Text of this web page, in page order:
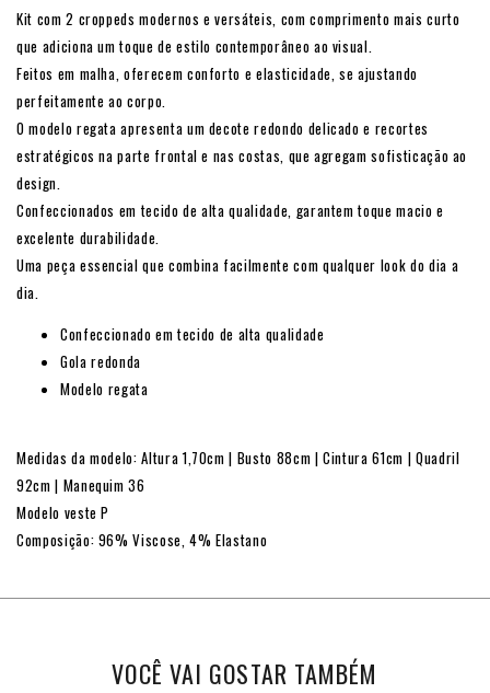
Kit com 2 croppeds modernos e versáteis, com comprimento mais curto
que adiciona um toque de estilo contemporâneo ao visual.
Feitos em malha, oferecem conforto e elasticidade, se ajustando
perfeitamente ao corpo.
O modelo regata apresenta um decote redondo delicado e recortes
estratégicos na parte frontal e nas costas, que agregam sofisticação ao
design.
Confeccionados em tecido de alta qualidade, garantem toque macio e
excelente durabilidade.
Uma peça essencial que combina facilmente com qualquer look do dia a
dia.
Confeccionado em tecido de alta qualidade
Gola redonda
Modelo regata
Medidas da modelo: Altura 1,70cm | Busto 88cm | Cintura 61cm | Quadril
92cm | Manequim 36
Modelo veste P
Composição: 96% Viscose, 4% Elastano
VOCÊ VAI GOSTAR TAMBÉM